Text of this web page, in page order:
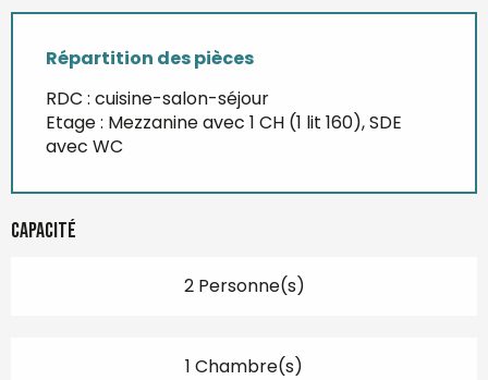
Répartition des pièces
RDC : cuisine-salon-séjour
Etage : Mezzanine avec 1 CH (1 lit 160), SDE
avec WC
Capacité
2 Personne(s)
1 Chambre(s)